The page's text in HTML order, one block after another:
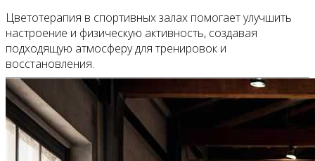
Цветотерапия в спортивных залах помогает улучшить
настроение и физическую активность, создавая
подходящую атмосферу для тренировок и
восстановления.